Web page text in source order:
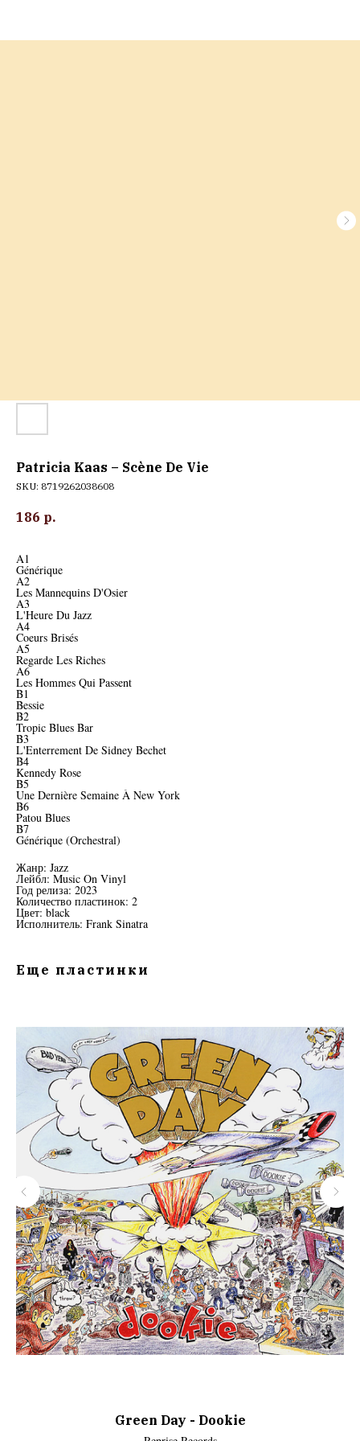
Patricia Kaas – Scène De Vie
SKU: 8719262038608
186 р.
A1
Générique
A2
Les Mannequins D'Osier
A3
L'Heure Du Jazz
A4
Coeurs Brisés
A5
Regarde Les Riches
A6
Les Hommes Qui Passent
B1
Bessie
B2
Tropic Blues Bar
B3
L'Enterrement De Sidney Bechet
B4
Kennedy Rose
B5
Une Dernière Semaine À New York
B6
Patou Blues
B7
Générique (Orchestral)
Жанр: Jazz
Лейбл: Music On Vinyl
Год релиза: 2023
Количество пластинок: 2
Цвет: black
Исполнитель: Frank Sinatra
Еще пластинки
Green Day - Dookie